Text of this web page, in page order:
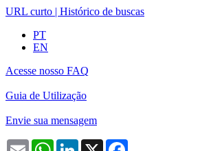
URL curto | Histórico de buscas
PT
EN
Acesse nosso FAQ
Guia de Utilização
Envie sua mensagem
Email WhatsAppLinkedIn
X